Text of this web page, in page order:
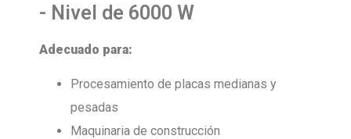
- Nivel de 6000 W
Adecuado para:
Procesamiento de placas medianas y
pesadas
Maquinaria de construcción